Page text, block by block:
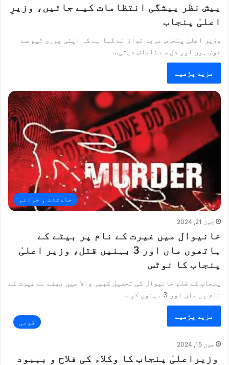
پیش نظر پیشگی انتظامات کیے جائیں، وزیرِ
اعلیٰ پنجاب
وزیرِ اعلیٰ پنجاب مریم نواز نے کہا ہے کہ اپنی پوری ٹیم سے
خوش ہوں اور دل سے شاباش دیتی…
مزید پڑھیے
حادثات و جرائم
جون 21, 2024
خانیوال میں غیرت کے نام پر بیٹے کے
ہاتھوں ماں اور 3 بہنیں قتل، وزیر اعلیٰ
پنجاب کا نوٹس
پنجاب کے ضلع خانیوال کی تحصیل کبیر والا میں بیٹے نے غیرت کے
نام پر ماں اور 3 بہنوں کو…
مزید پڑھیے
قومی
جون 15, 2024
وزیراعلیٰ پنجاب کا وکلاء کی فلاح و بہبود